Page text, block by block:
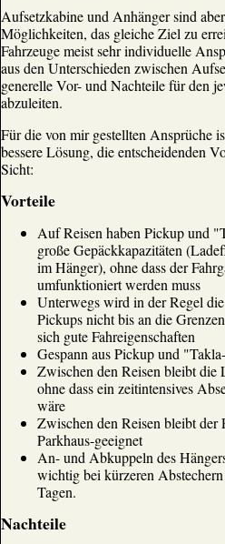
Aufsetzkabine und Anhänger sind
Möglichkeiten, das gleiche Ziel zu
Fahrzeuge meist sehr individuelle
aus den Unterschieden zwischen
generelle Vor- und Nachteile für den
abzuleiten.
Für die von mir gestellten Ansprüche
bessere Lösung, die entscheidenden
Sicht:
Vorteile
Auf Reisen haben Pickup und
große Gepäckkapazitäten
im Hänger), ohne dass der
umfunktioniert werden muss
Unterwegs wird in der Regel
Pickups nicht bis an die
sich gute Fahreigenschaften
Gespann aus Pickup und
Zwischen den Reisen bleibt die
ohne dass ein zeitintensives
wäre
Zwischen den Reisen bleibt der
Parkhaus-geeignet
An- und Abkuppeln des
wichtig bei kürzeren
Tagen.
Nachteile